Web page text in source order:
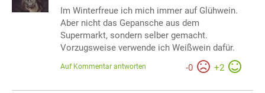
Im Winterfreue ich mich immer auf Glühwein.
Aber nicht das Gepansche aus dem
Supermarkt, sondern selber gemacht.
Vorzugsweise verwende ich Weißwein dafür.
-0 +2
Auf Kommentar antworten